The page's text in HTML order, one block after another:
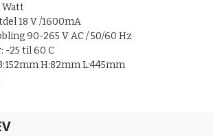
Watt
18 V /1600mA
90-265 V AC / 50/60 Hz
-25 til 60 C
H:82mm L:445mm